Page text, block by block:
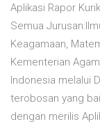
Aplikasi Rapor
Semua
Keagamaan,
Kementerian
Indonesia melalui
terobosan yang
dengan merilis